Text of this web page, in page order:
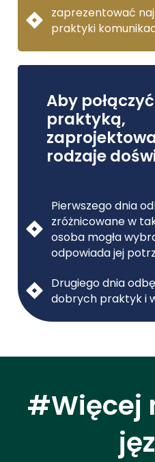
zaprezentować
praktyki
Aby
praktyką,
rodzaje
Pierwszego dnia
zróżnicowane w
osoba mogła
odpowiada jej
Drugiego dnia
dobrych praktyk i
#Więcej